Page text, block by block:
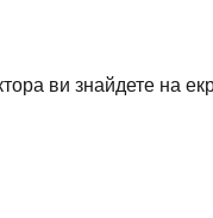
ви знайдете на